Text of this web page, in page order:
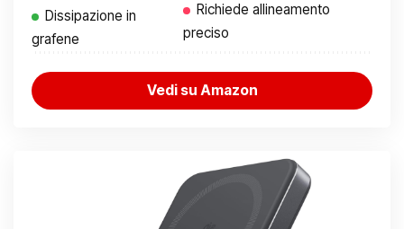
Dissipazione in
grafene
Richiede allineamento
preciso
Vedi su Amazon